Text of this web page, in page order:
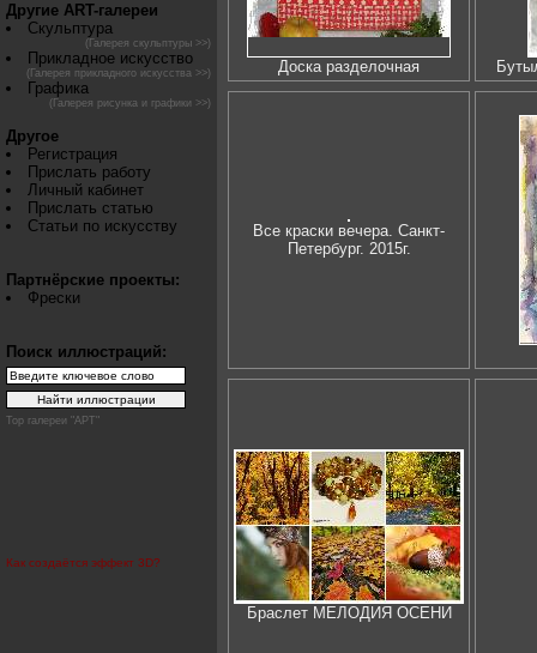
Другие ART-галереи
Скульптура
(Галерея скульптуры >>)
Прикладное искусство
(Галерея прикладного искусства >>)
Графика
(Галерея рисунка и графики >>)
Другое
Регистрация
Прислать работу
Личный кабинет
Прислать статью
Статьи по искусству
Партнёрские проекты:
Фрески
Поиск иллюстраций:
Top галереи "АРТ"
Как создаётся эффект 3D?
Доска разделочная
Все краски вечера. Санкт-
Петербург. 2015г.
Браслет МЕЛОДИЯ ОСЕНИ